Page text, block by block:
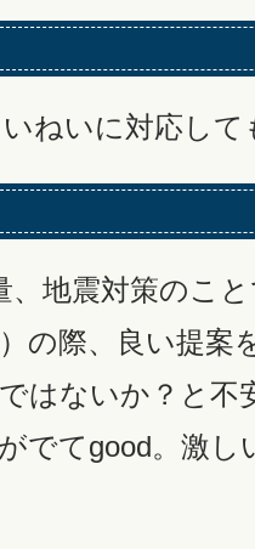
ねいに対応して
地震対策のこ
の際、良い提案
はないか？と不
でてgood。激し